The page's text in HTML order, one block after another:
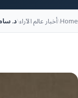
Home
\أخبار عالم الآراء\د.